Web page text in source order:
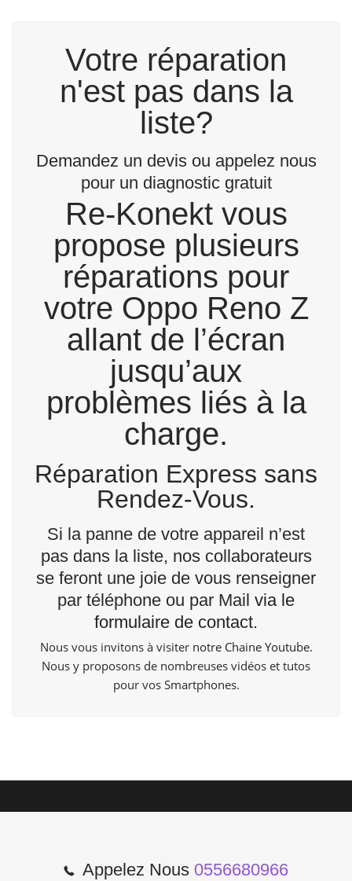
Votre réparation
n'est pas dans la
liste?
Demandez un devis ou appelez nous
pour un diagnostic gratuit
Re-Konekt vous
propose plusieurs
réparations pour
votre Oppo Reno Z
allant de l’écran
jusqu’aux
problèmes liés à la
charge.
Réparation Express sans
Rendez-Vous.
Si la panne de votre appareil n’est
pas dans la liste, nos collaborateurs
se feront une joie de vous renseigner
par téléphone ou par Mail via le
formulaire de contact.
Nous vous invitons à visiter notre Chaine Youtube.
Nous y proposons de nombreuses vidéos et tutos
pour vos Smartphones.
Appelez Nous 0556680966